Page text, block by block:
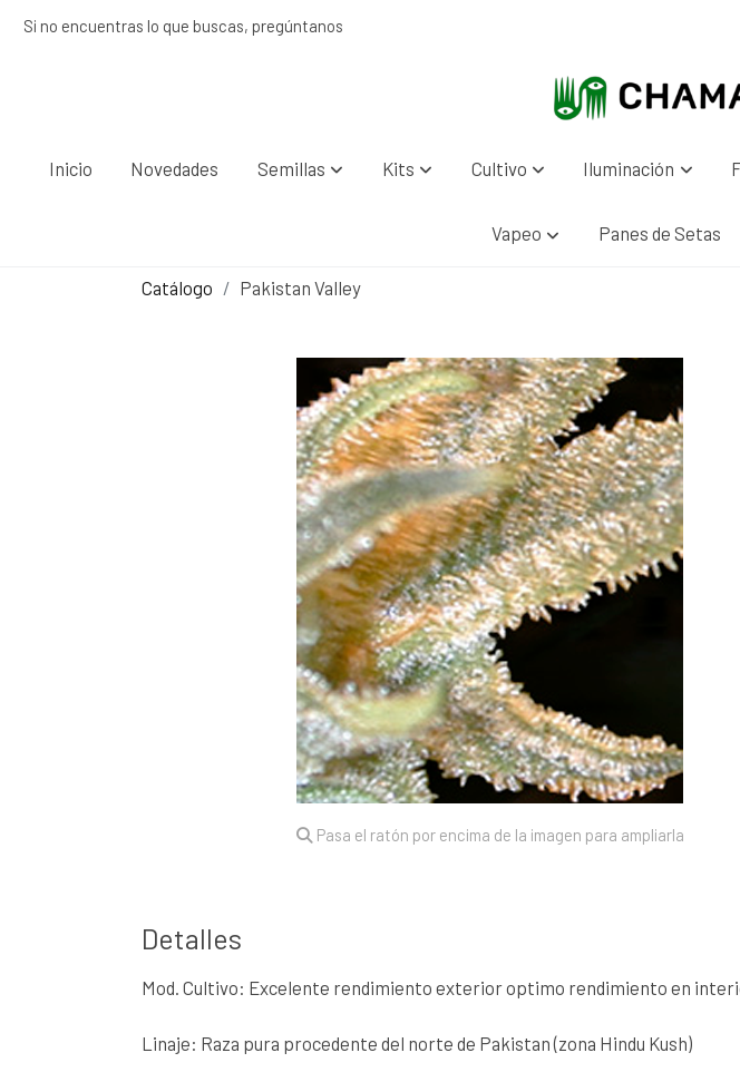
Si no encuentras lo que buscas, pregúntanos
Inicio Novedades Semillas Kits Cultivo Iluminación
Vapeo Panes de Setas
Catálogo Pakistan Valley
Pasa el ratón por encima de la imagen para ampliarla
Detalles
Mod. Cultivo: Excelente rendimiento exterior optimo rendimiento en
Linaje: Raza pura procedente del norte de Pakistan (zona Hindu Kush)